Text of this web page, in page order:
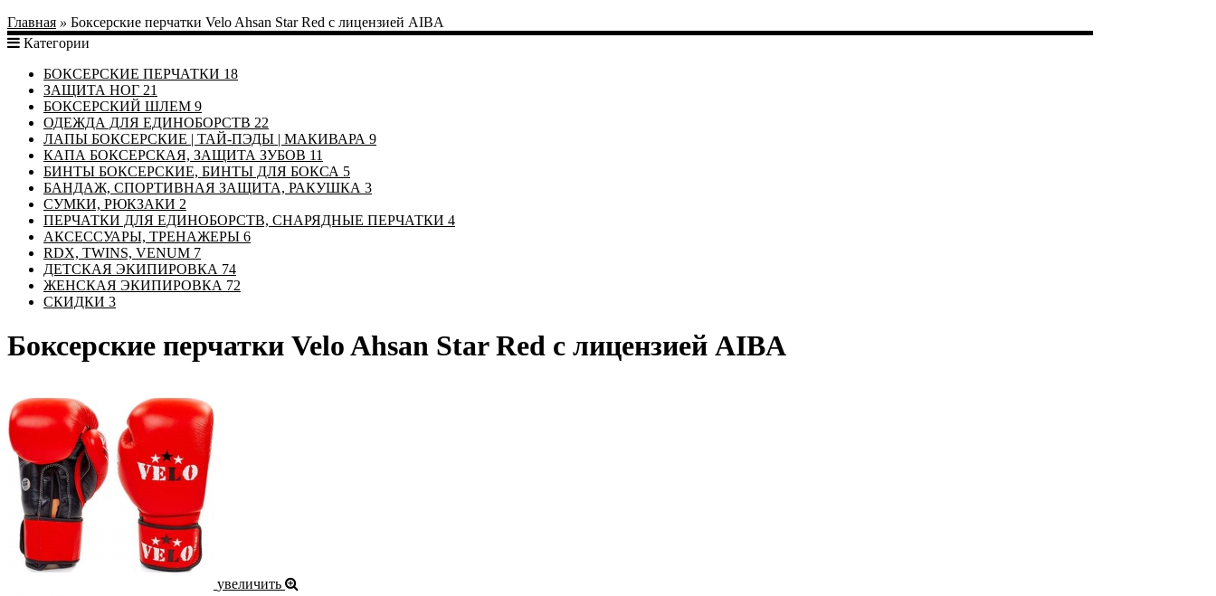
Главная » Боксерские перчатки Velo Ahsan Star Red с лицензией AIBA
Категории
БОКСЕРСКИЕ ПЕРЧАТКИ 18
ЗАЩИТА НОГ 21
БОКСЕРСКИЙ ШЛЕМ 9
ОДЕЖДА ДЛЯ ЕДИНОБОРСТВ 22
ЛАПЫ БОКСЕРСКИЕ | ТАЙ-ПЭДЫ | МАКИВАРА 9
КАПА БОКСЕРСКАЯ, ЗАЩИТА ЗУБОВ 11
БИНТЫ БОКСЕРСКИЕ, БИНТЫ ДЛЯ БОКСА 5
БАНДАЖ, СПОРТИВНАЯ ЗАЩИТА, РАКУШКА 3
СУМКИ, РЮКЗАКИ 2
ПЕРЧАТКИ ДЛЯ ЕДИНОБОРСТВ, СНАРЯДНЫЕ ПЕРЧАТКИ 4
АКСЕССУАРЫ, ТРЕНАЖЕРЫ 6
RDX, TWINS, VENUM 7
ДЕТСКАЯ ЭКИПИРОВКА 74
ЖЕНСКАЯ ЭКИПИРОВКА 72
СКИДКИ 3
Боксерские перчатки Velo Ahsan Star Red с лицензией AIBA
увеличить